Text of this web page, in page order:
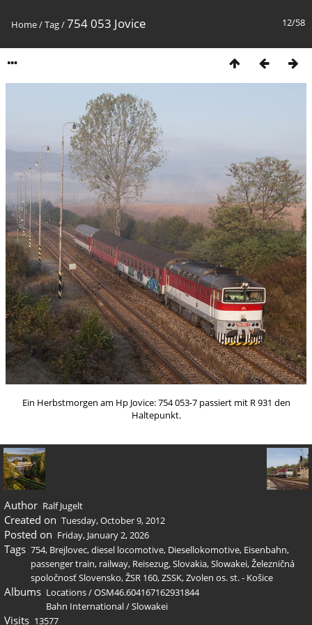
12/58
Home/Tag/754 053 Jovice
Ein Herbstmorgen am Hp Jovice: 754 053-7 passiert mit R 931 den
Haltepunkt.
Author Ralf Jugelt
Created on Tuesday, October 9, 2012
Posted on Friday, January 2, 2026
Tags 754, Brejlovec,diesel locomotive, Diesellokomotive, Eisenbahn,
passenger train, railway, Reisezug,Slovakia,Slowakei,Železničná
spoločnosť Slovensko,ŽSR 160,ZSSK,Zvolen os. st. - Košice
Albums Locations/OSM46.604167162931844
Bahn International/Slowakei
Visits 13577